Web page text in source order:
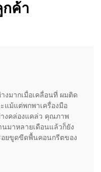
กค้า
มากเมื่อเคลื่อนที่ ผมติด
แม้แต่พกพาเครื่องมือ
งคล่องแคล่ว คุณภาพ
มาหลายเดือนแล้วก็ยัง
อยขูดขีดพื้นคอนกรีตของ